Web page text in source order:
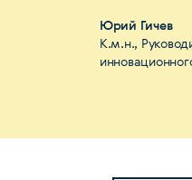
Юрий Гичев
К.м.н.,